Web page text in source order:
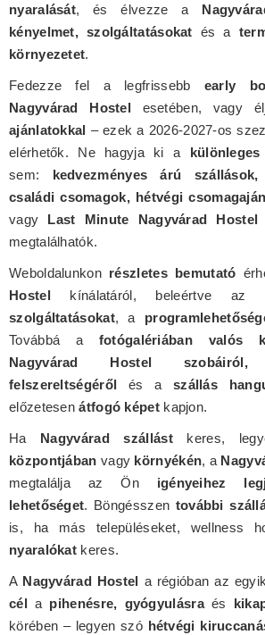
nyaralását, és élvezze a
kényelmet, szolgáltatásokat és a
környezetet.
Fedezze fel a legfrissebb early
Nagyvárad Hostel esetében, vagy
ajánlatokkal – ezek a 2026-2027-os
elérhetők. Ne hagyja ki a
sem: kedvezményes árú
családi csomagok, hétvégi
vagy Last Minute Nagyvárad Hostel
megtalálhatók.
Weboldalunkon részletes bemutató
Hostel kínálatáról, beleértve az
szolgáltatásokat, a
Továbbá a fotógalériában valós
Nagyvárad Hostel szobáiról,
felszereltségéről és a szállás
előzetesenátfogó képetkapjon.
Ha Nagyvárad szállástkeres,
központjában vagy környékén, a
megtalálja az Ön igényeihez
lehetőséget. Böngésszen további
is, ha más településeket, wellness
nyaralókat keres.
A Nagyvárad Hostel a régióban az
cél a pihenésre, gyógyulásraés
körében – legyen szó hétvégi